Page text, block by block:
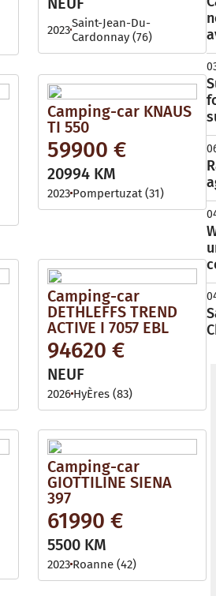
2023Saint-Jean-Du-
Cardonnay (76)
Camping-car KNAUS
TI 550
59900 €
20994 KM
2023 Pompertuzat (31)
Camping-car
DETHLEFFS TREND
ACTIVE I 7057 EBL
94620 €
NEUF
2026 HyÈres (83)
Camping-car
GIOTTILINE SIENA
397
61990 €
5500 KM
2023 Roanne (42)